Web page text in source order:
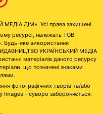
ДІМ». Усі права захищені.
ресурсі, належать ТОВ
яке використання
УКРАЇНСЬКИЙ МЕДІА
матеріалів даного ресурсу
що позначені знаками
фотографічних творів та/або
Images - суворо забороняється.